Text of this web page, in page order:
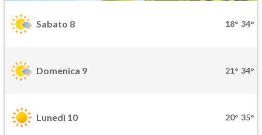
Sabato 8 18° 34°
Domenica 9 21° 34°
Lunedì 10 20° 35°